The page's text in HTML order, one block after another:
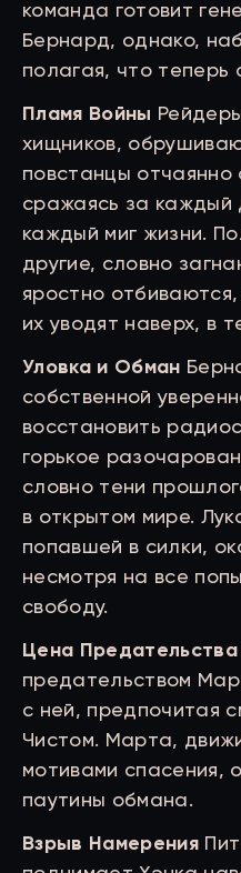
команда готовит
Бернард, однако,
полагая, что теперь
Пламя Войны
хищников,
повстанцы отчаянно
сражаясь за каждый
каждый миг жизни.
другие, словно
яростно
их уводят наверх, в
Уловка и Обман
собственной
восстановить
горькое
словно тени
в открытом мире.
попавшей в силки,
несмотря на все
свободу.
Цена Предательства
предательством
с ней, предпочитая
Чистом. Марта,
мотивами спасения,
паутины обмана.
Взрыв Намерения